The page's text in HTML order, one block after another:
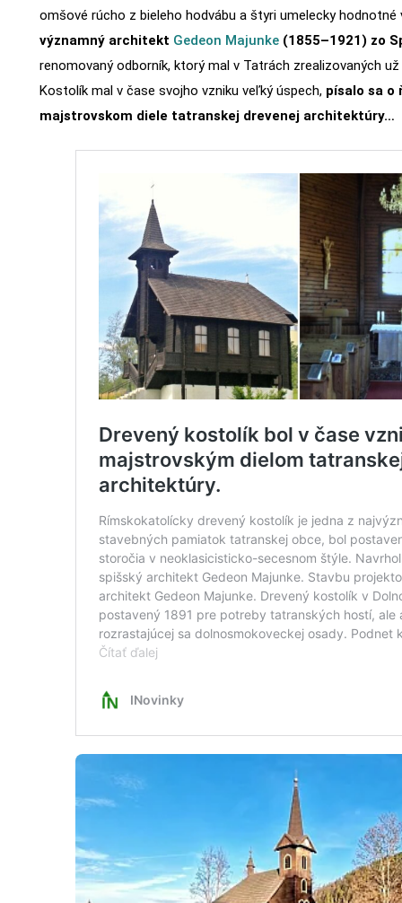
omšové rúcho z bieleho hodvábu a štyri umelecky hodnotné
významný architekt Gedeon Majunke(1855–1921) zo
renomovaný odborník, ktorý mal v Tatrách zrealizovaných
Kostolík mal v čase svojho vzniku veľký úspech, písalo sa o
majstrovskom diele tatranskej drevenej architektúry…